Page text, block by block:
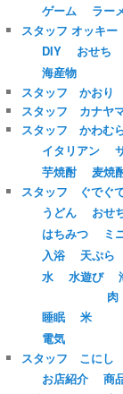
ゲーム
ラー
スタッフ オッキー
DIY
おせち
海産物
スタッフ かおり
スタッフ カナヤ
スタッフ かわむ
イタリアン
芋焼酎
麦焼
スタッフ ぐでぐ
うどん
おせ
はちみつ
ミ
入浴
天ぷら
水
水遊び
睡眠 米
肉
電気
スタッフ こにし
お店紹介
商